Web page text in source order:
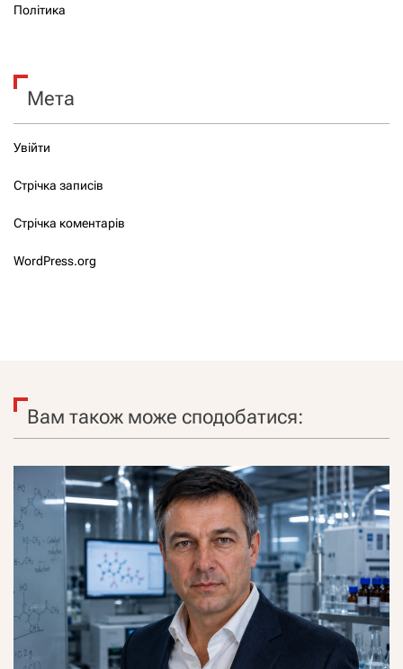
Політика
Мета
Увійти
Стрічка записів
Стрічка коментарів
WordPress.org
Вам також може сподобатися: